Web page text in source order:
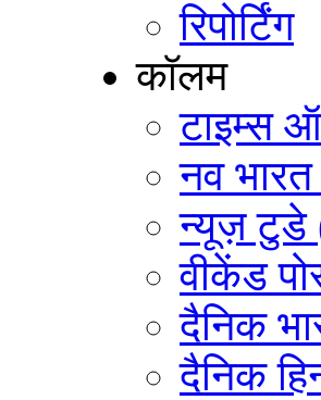
रिपोर्टिंग
कॉलम
टाइम्स
नव भारत
न्यूज़ टुडे
वीकेंड
दैनिक
दैनिक